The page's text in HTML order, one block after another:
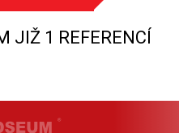
JIŽ 1 REFERENCÍ